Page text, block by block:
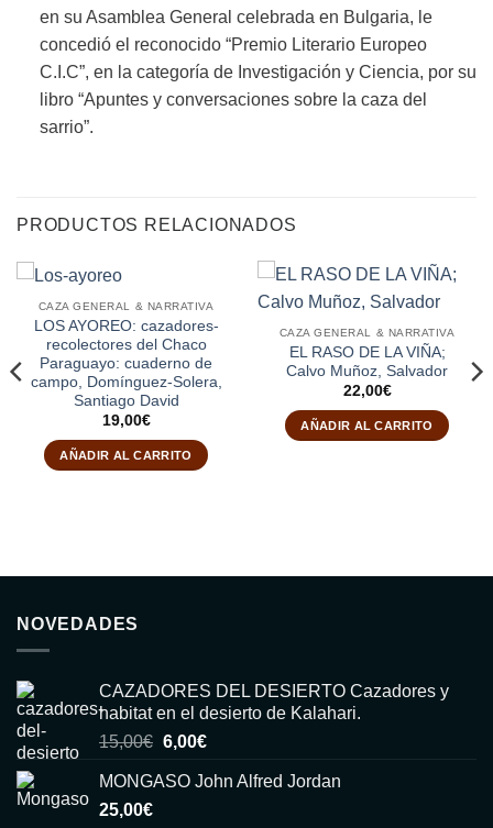
en su Asamblea General celebrada en Bulgaria, le
concedió el reconocido “Premio Literario Europeo
C.I.C”, en la categoría de Investigación y Ciencia, por su
libro “Apuntes y conversaciones sobre la caza del
sarrio”.
PRODUCTOS RELACIONADOS
CAZA GENERAL & NARRATIVA
LOS AYOREO: cazadores-
recolectores del Chaco
Paraguayo: cuaderno de
campo, Domínguez-Solera,
Santiago David
19,00€
AÑADIR AL CARRITO
CAZA GENERAL & NARRATIVA
EL RASO DE LA VIÑA;
Calvo Muñoz, Salvador
22,00€
AÑADIR AL CARRITO
NOVEDADES
CAZADORES DEL DESIERTO Cazadores y
habitat en el desierto de Kalahari.
15,00€ El
original
6,00€El
actual
MONGASO John Alfred Jordan
25,00€